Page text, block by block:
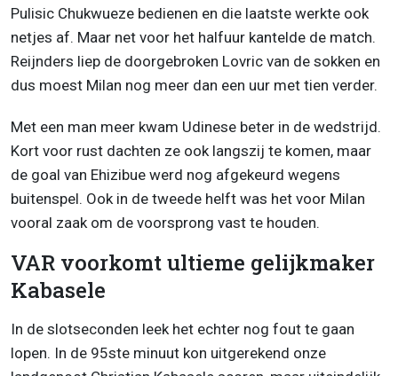
Pulisic Chukwueze bedienen en die laatste werkte ook
netjes af. Maar net voor het halfuur kantelde de match.
Reijnders liep de doorgebroken Lovric van de sokken en
dus moest Milan nog meer dan een uur met tien verder.
Met een man meer kwam Udinese beter in de wedstrijd.
Kort voor rust dachten ze ook langszij te komen, maar
de goal van Ehizibue werd nog afgekeurd wegens
buitenspel. Ook in de tweede helft was het voor Milan
vooral zaak om de voorsprong vast te houden.
VAR voorkomt ultieme gelijkmaker
Kabasele
In de slotseconden leek het echter nog fout te gaan
lopen. In de 95ste minuut kon uitgerekend onze